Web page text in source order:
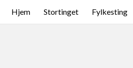
Hjem Stortinget Fylkesting